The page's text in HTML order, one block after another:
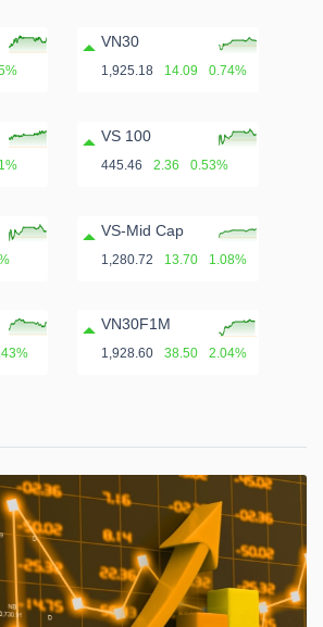
VN30
1,925.18 14.09 0.74%
VS 100
445.46 2.36 0.53%
VS-Mid Cap
1,280.72 13.70 1.08%
VN30F1M
1,928.60 38.50 2.04%